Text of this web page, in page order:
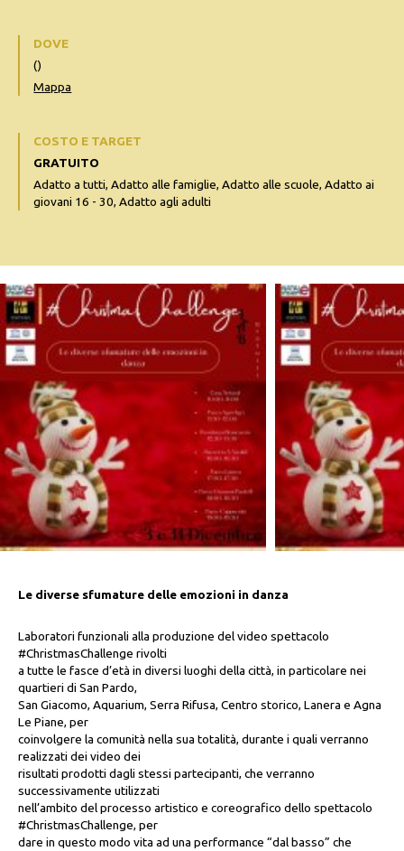
Le diverse sfumature delle emozioni in danza
Laboratori funzionali alla produzione del video spettacolo
#ChristmasChallenge rivolti
a tutte le fasce d’età in diversi luoghi della città, in particolare nei
quartieri di San Pardo,
San Giacomo, Aquarium, Serra Rifusa, Centro storico, Lanera e Agna
Le Piane, per
coinvolgere la comunità nella sua totalità, durante i quali verranno
realizzati dei video dei
risultati prodotti dagli stessi partecipanti, che verranno
successivamente utilizzati
nell’ambito del processo artistico e coreografico dello spettacolo
#ChristmasChallenge, per
dare in questo modo vita ad una performance “dal basso” che
DOVE
()
Mappa
COSTO E TARGET
GRATUITO
Adatto a tutti, Adatto alle famiglie, Adatto alle scuole, Adatto ai
giovani 16 - 30, Adatto agli adulti